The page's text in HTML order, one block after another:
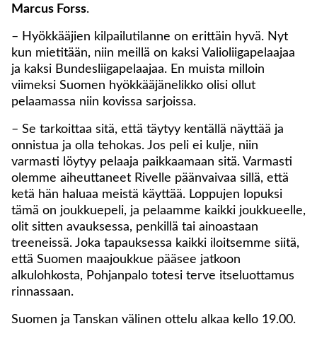
Marcus Forss.
– Hyökkääjien kilpailutilanne on erittäin hyvä. Nyt
kun mietitään, niin meillä on kaksi Valioliigapelaajaa
ja kaksi Bundesliigapelaajaa. En muista milloin
viimeksi Suomen hyökkääjänelikko olisi ollut
pelaamassa niin kovissa sarjoissa.
– Se tarkoittaa sitä, että täytyy kentällä näyttää ja
onnistua ja olla tehokas. Jos peli ei kulje, niin
varmasti löytyy pelaaja paikkaamaan sitä. Varmasti
olemme aiheuttaneet Rivelle päänvaivaa sillä, että
ketä hän haluaa meistä käyttää. Loppujen lopuksi
tämä on joukkuepeli, ja pelaamme kaikki joukkueelle,
olit sitten avauksessa, penkillä tai ainoastaan
treeneissä. Joka tapauksessa kaikki iloitsemme siitä,
että Suomen maajoukkue pääsee jatkoon
alkulohkosta, Pohjanpalo totesi terve itseluottamus
rinnassaan.
Suomen ja Tanskan välinen ottelu alkaa kello 19.00.